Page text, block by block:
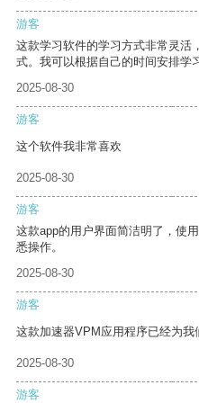
游客
这款学习软件的学习方式非常灵活
式。我可以根据自己的时间安排学
2025-08-30
游客
这个软件我非常喜欢
2025-08-30
游客
这款app的用户界面简洁明了，使
悉操作。
2025-08-30
游客
这款加速器VPM应用程序已经为我
2025-08-30
游客